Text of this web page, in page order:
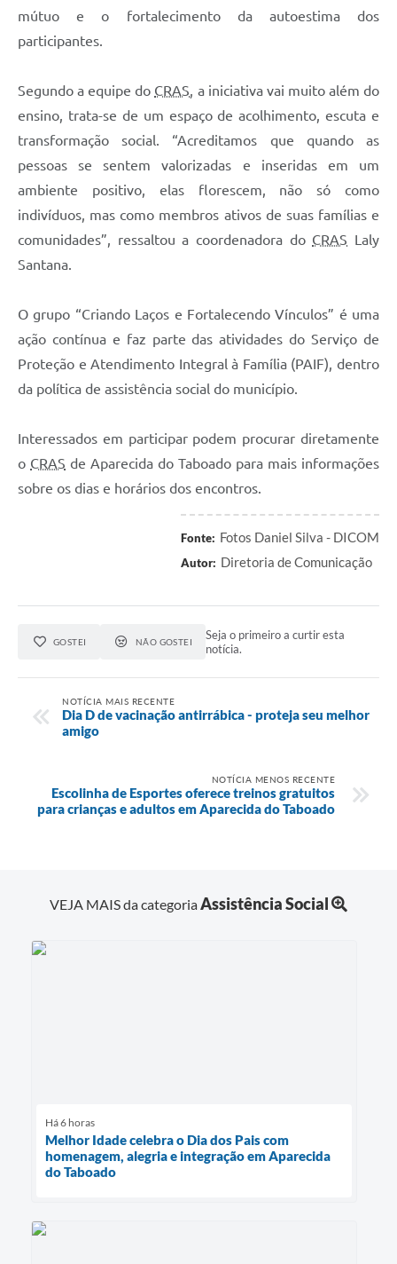
mútuo e o fortalecimento da autoestima dos
participantes.
Segundo a equipe do CRAS , a iniciativa vai muito além do
ensino, trata-se de um espaço de acolhimento, escuta e
transformação social. “Acreditamos que quando as
pessoas se sentem valorizadas e inseridas em um
ambiente positivo, elas florescem, não só como
indivíduos, mas como membros ativos de suas famílias e
comunidades”, ressaltou a coordenadora do CRAS Laly
Santana.
O grupo “Criando Laços e Fortalecendo Vínculos” é uma
ação contínua e faz parte das atividades do Serviço de
Proteção e Atendimento Integral à Família (PAIF), dentro
da política de assistência social do município.
Interessados em participar podem procurar diretamente
o CRAS de Aparecida do Taboado para mais informações
sobre os dias e horários dos encontros.
Fonte: Fotos Daniel Silva - DICOM
Autor: Diretoria de Comunicação
GOSTEI NÃO GOSTEI
Seja o primeiro a curtir esta
notícia.
NOTÍCIA MAIS RECENTE
Dia D de vacinação antirrábica - proteja seu melhor
amigo
NOTÍCIA MENOS RECENTE
Escolinha de Esportes oferece treinos gratuitos
para crianças e adultos em Aparecida do Taboado
VEJA MAIS da categoriaAssistência Social
Há 6 horas
Melhor Idade celebra o Dia dos Pais com
homenagem, alegria e integração em Aparecida
do Taboado